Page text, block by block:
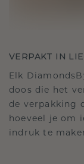
VERPAKT IN
Elk
doos die het
de verpakking
hoeveel je om
indruk te